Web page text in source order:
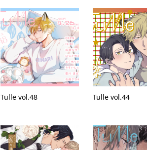
Tulle vol.48 Tulle vol.44